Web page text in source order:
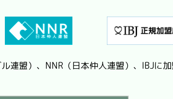
連盟）、NNR（日本仲人連盟）、IBJに